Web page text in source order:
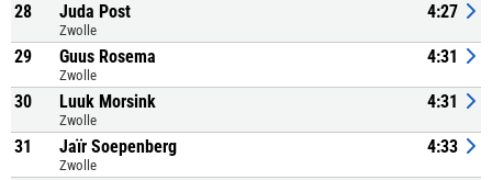
28 Juda Post
Zwolle
4:27
29 Guus Rosema
Zwolle
4:31
30 Luuk Morsink
Zwolle
4:31
31 Jaïr Soepenberg
Zwolle
4:33